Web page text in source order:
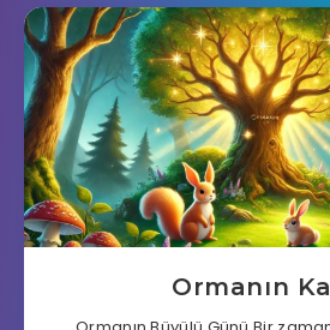
Ormanın